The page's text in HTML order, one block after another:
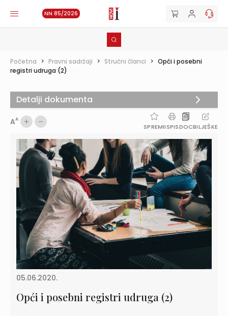
NN 85/2026
Početna > Pravni sadržaji > Stručni članci > Opći i posebni
registri udruga (2)
AA
SPREMIISPISDOCBILJEŠKE
05.06.2020.
Opći i posebni registri udruga (2)
Detalji dokumenta